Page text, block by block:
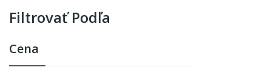
Filtrovať Podľa
Cena